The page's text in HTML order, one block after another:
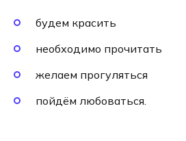
будем кра­сить
необ­хо­ди­мо про­чи­тать
жела­ем про­гу­ляться
пой­дём любо­ваться.